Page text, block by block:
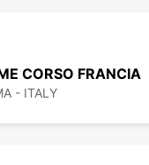
CORSO FRANCIA
- ITALY